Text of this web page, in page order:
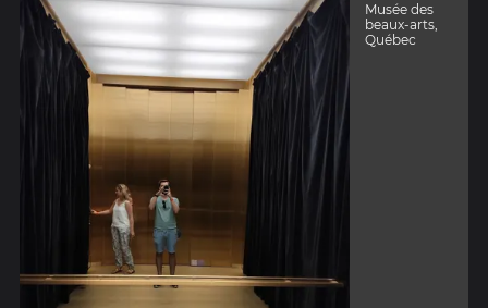
Musée des
beaux-arts,
Québec